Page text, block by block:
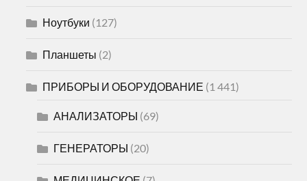
Ноутбуки (127)
Планшеты (2)
ПРИБОРЫ И ОБОРУДОВАНИЕ (1 441)
АНАЛИЗАТОРЫ (69)
ГЕНЕРАТОРЫ (20)